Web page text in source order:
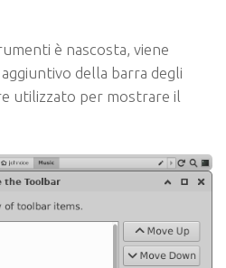
è nascosta, viene
della barra degli
utilizzato per mostrare il